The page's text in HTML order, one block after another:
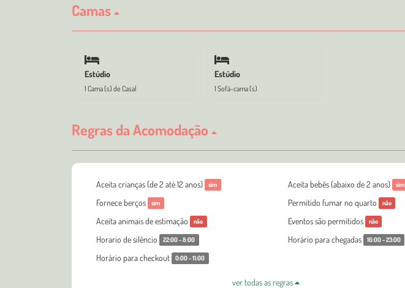
Camas
Estúdio
1 Cama (s) de Casal
Estúdio
1 Sofá-cama (s)
Regras da Acomodação
Aceita crianças (de 2 até 12 anos) sim Aceita bebês (abaixo de 2 anos) sim
Fornece berços sim Permitido fumar no quarto não
Aceita animais de estimação não Eventos são permitidos não
Horario de silêncio 22:00 - 8:00 Horário para chegadas 16:00 - 23:00
Horário para checkout 0:00 - 11:00
ver todas as regras